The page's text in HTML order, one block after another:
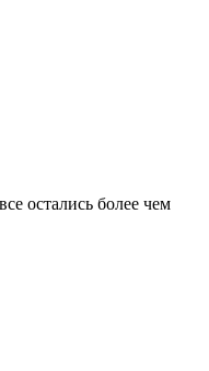
остались более чем